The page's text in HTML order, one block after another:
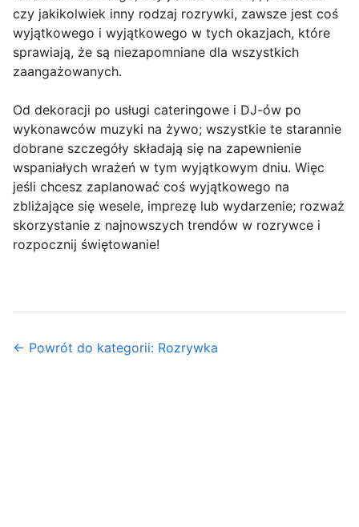
czy jakikolwiek inny rodzaj rozrywki, zawsze jest coś
wyjątkowego i wyjątkowego w tych okazjach, które
sprawiają, że są niezapomniane dla wszystkich
zaangażowanych.
Od dekoracji po usługi cateringowe i DJ-ów po
wykonawców muzyki na żywo; wszystkie te starannie
dobrane szczegóły składają się na zapewnienie
wspaniałych wrażeń w tym wyjątkowym dniu. Więc
jeśli chcesz zaplanować coś wyjątkowego na
zbliżające się wesele, imprezę lub wydarzenie; rozważ
skorzystanie z najnowszych trendów w rozrywce i
rozpocznij świętowanie!
← Powrót do kategorii: Rozrywka